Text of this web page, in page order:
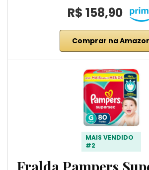
R$ 158,90
Comprar na
MAIS VENDIDO
#2
Fralda Pampers